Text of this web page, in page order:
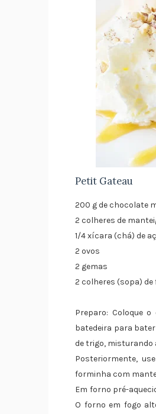
Petit Gateau
200 g de chocolate
2 colheres de
1/4 xícara (chá) de
2 ovos
2 gemas
2 colheres (sopa)
Preparo: Coloque
batedeira para
de trigo, misturando
Posteriormente,
forminha com
Em forno pré-
O forno em fogo